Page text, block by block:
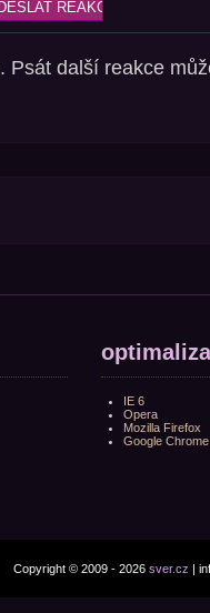
. Psát další reakce
IE 6
Opera
Mozilla Firefox
Google Chrome
Copyright © 2009 - 2026 sver.cz |